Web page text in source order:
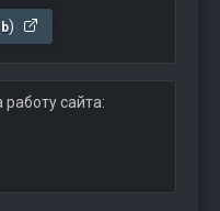
)
сайта: